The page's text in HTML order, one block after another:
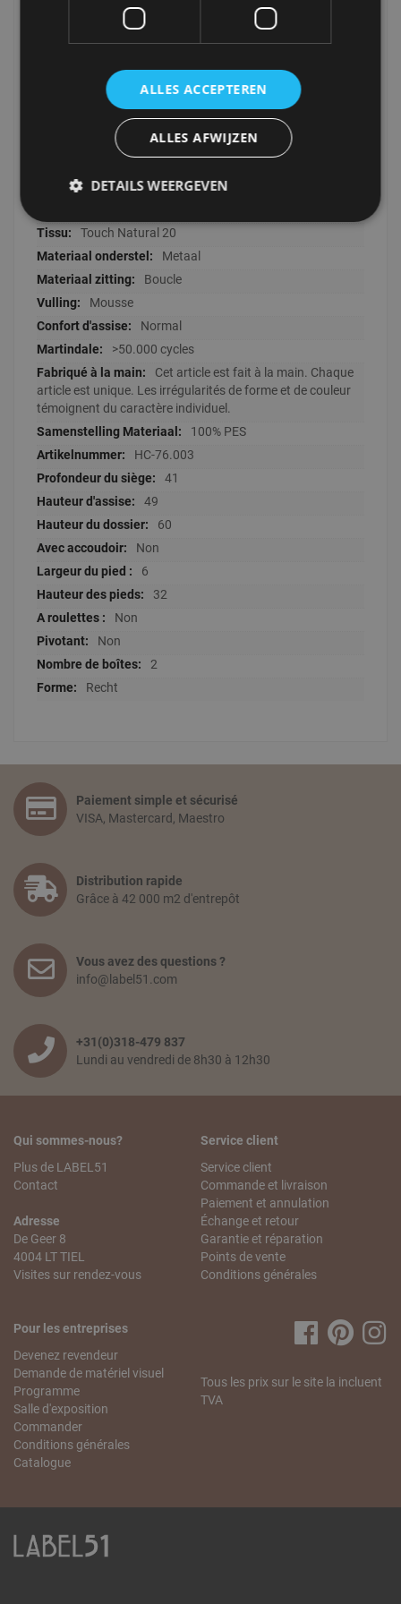
J
LABEL51
Landelijk
Om de stof zo lang mogelijk mooi te
met een spray voor gebruik.
Touch Natural 20
Metaal
Boucle
Mousse
Normal
>50.000 cycles
Cet article est fait à la main. Chaque
article est unique. Les irrégularités de forme et de couleur
témoignent du caractère individuel.
100% PES
HC-76.003
41
49
60
Non
6
32
Non
Non
2
Recht
Paiement simple et sécurisé
VISA, Mastercard, Maestro
Distribution rapide
Grâce à 42 000 m2 d'entrepôt
Vous avez des questions ?
info@label51.com
+31(0)318-479 837
Lundi au vendredi de 8h30 à 12h30
Qui sommes-nous?
Plus de LABEL51
Contact
Adresse
De Geer 8
4004 LT TIEL
Visites sur rendez-vous
Service client
Service client
Commande et livraison
Paiement et annulation
Échange et retour
Garantie et réparation
Points de vente
Conditions générales
Pour les entreprises
Devenez revendeur
Demande de matériel visuel
Programme
Salle d'exposition
Commander
Conditions générales
Catalogue
Tous les prix sur le site la incluent
TVA
ALLES ACCEPTEREN
ALLES AFWIJZEN
DETAILS WEERGEVEN